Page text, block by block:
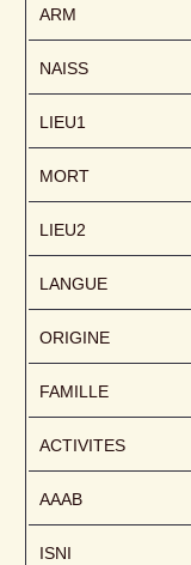
ARM
NAISS
LIEU1
MORT
LIEU2
LANGUE
ORIGINE
FAMILLE
ACTIVITES
AAAB
ISNI